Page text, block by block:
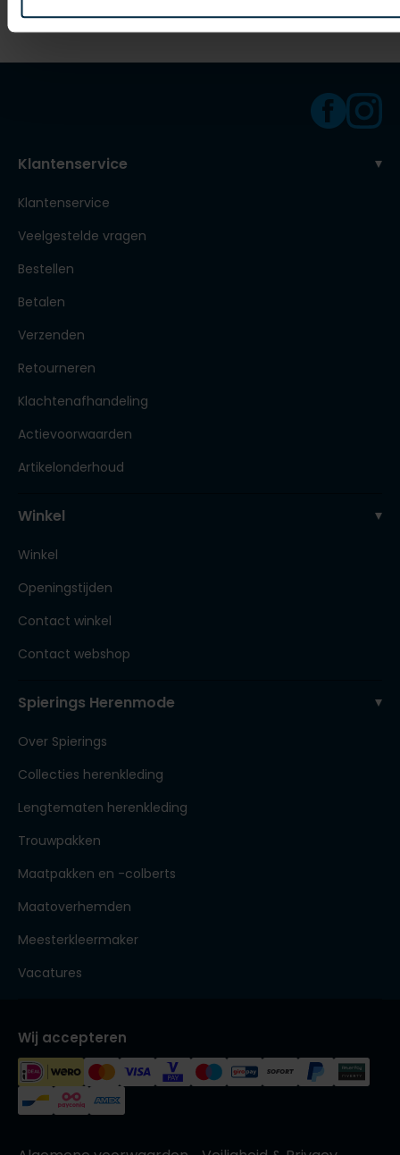
Klantenservice
Klantenservice
Veelgestelde vragen
Bestellen
Betalen
Verzenden
Retourneren
Klachtenafhandeling
Actievoorwaarden
Artikelonderhoud
Winkel
Winkel
Openingstijden
Contact winkel
Contact webshop
Spierings Herenmode
Over Spierings
Collecties herenkleding
Lengtematen herenkleding
Trouwpakken
Maatpakken en -colberts
Maatoverhemden
Meesterkleermaker
Vacatures
Wij accepteren